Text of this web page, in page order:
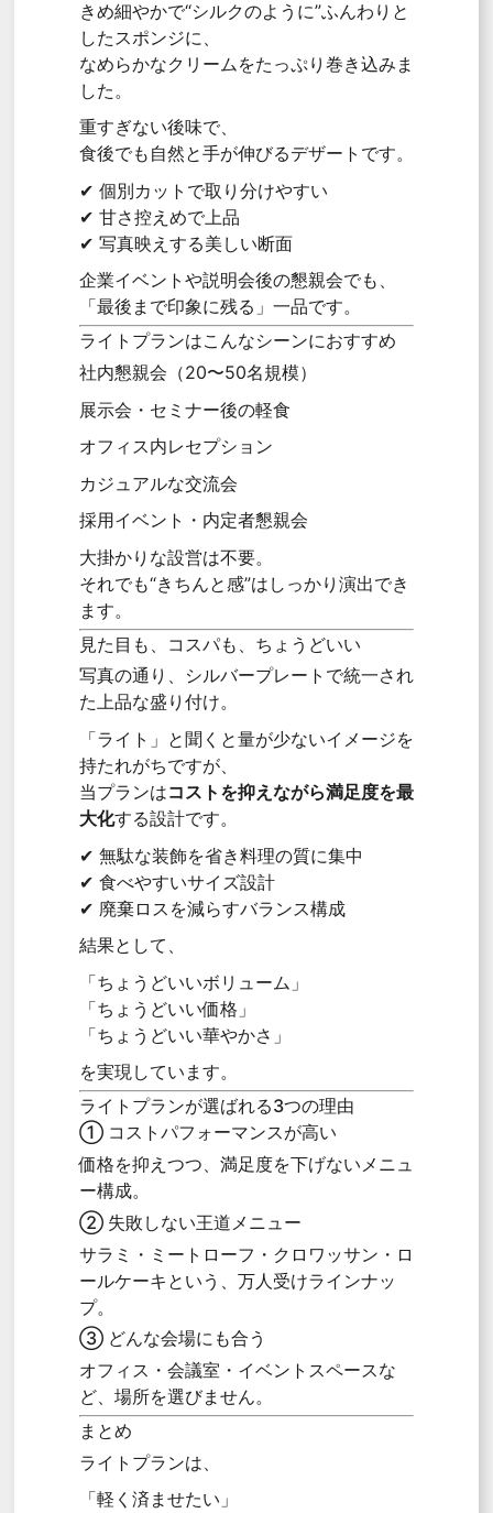
きめ細やかで“シルクのように”ふんわりと
したスポンジに、
なめらかなクリームをたっぷり巻き込みま
した。
重すぎない後味で、
食後でも自然と手が伸びるデザートです。
✔ 個別カットで取り分けやすい
✔ 甘さ控えめで上品
✔ 写真映えする美しい断面
企業イベントや説明会後の懇親会でも、
「最後まで印象に残る」一品です。
ライトプランはこんなシーンにおすすめ
社内懇親会（20〜50名規模）
展示会・セミナー後の軽食
オフィス内レセプション
カジュアルな交流会
採用イベント・内定者懇親会
大掛かりな設営は不要。
それでも“きちんと感”はしっかり演出でき
ます。
見た目も、コスパも、ちょうどいい
写真の通り、シルバープレートで統一され
た上品な盛り付け。
「ライト」と聞くと量が少ないイメージを
持たれがちですが、
当プランはコストを抑えながら満足度を最
大化する設計です。
✔ 無駄な装飾を省き料理の質に集中
✔ 食べやすいサイズ設計
✔ 廃棄ロスを減らすバランス構成
結果として、
「ちょうどいいボリューム」
「ちょうどいい価格」
「ちょうどいい華やかさ」
を実現しています。
ライトプランが選ばれる3つの理由
① コストパフォーマンスが高い
価格を抑えつつ、満足度を下げないメニュ
ー構成。
② 失敗しない王道メニュー
サラミ・ミートローフ・クロワッサン・ロ
ールケーキという、万人受けラインナッ
プ。
③ どんな会場にも合う
オフィス・会議室・イベントスペースな
ど、場所を選びません。
まとめ
ライトプランは、
「軽く済ませたい」